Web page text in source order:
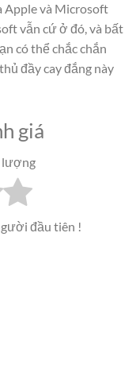
Apple và Microsoft
vẫn cứ ở đó, và bất
có thể chắc chắn
đầy cay đắng này
giá
lượng
đầu tiên !